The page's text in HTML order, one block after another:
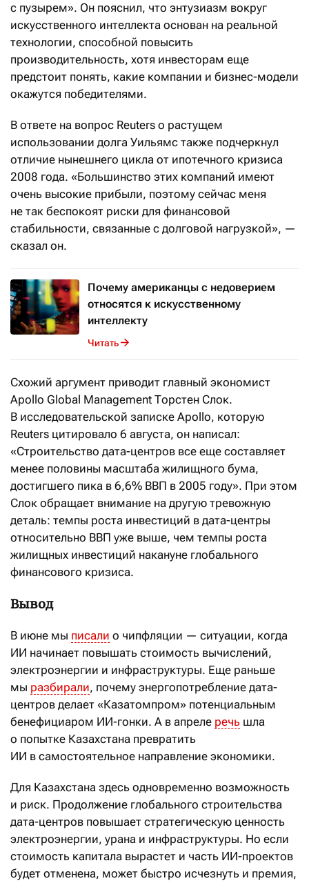
с пузырем». Он пояснил, что энтузиазм вокруг
искусственного интеллекта основан на реальной
технологии, способной повысить
производительность, хотя инвесторам еще
предстоит понять, какие компании и бизнес-модели
окажутся победителями.
В ответе на вопрос Reuters о растущем
использовании долга Уильямс также подчеркнул
отличие нынешнего цикла от ипотечного кризиса
2008 года. «Большинство этих компаний имеют
очень высокие прибыли, поэтому сейчас меня
не так беспокоят риски для финансовой
стабильности, связанные с долговой нагрузкой», —
сказал он.
Почему американцы с недоверием
относятся к искусственному
интеллекту
Читать
Схожий аргумент приводит главный экономист
Apollo Global Management Торстен Слок.
В исследовательской записке Apollo, которую
Reuters цитировало 6 августа, он написал:
«Строительство дата-центров все еще составляет
менее половины масштаба жилищного бума,
достигшего пика в 6,6% ВВП в 2005 году». При этом
Слок обращает внимание на другую тревожную
деталь: темпы роста инвестиций в дата-центры
относительно ВВП уже выше, чем темпы роста
жилищных инвестиций накануне глобального
финансового кризиса.
Вывод
В июне мы писали о чипфляции — ситуации, когда
ИИ начинает повышать стоимость вычислений,
электроэнергии и инфраструктуры. Еще раньше
мы разбирали, почему энергопотребление дата-
центров делает «Казатомпром» потенциальным
бенефициаром ИИ-гонки. А в апреле речь шла
о попытке Казахстана превратить
ИИ в самостоятельное направление экономики.
Для Казахстана здесь одновременно возможность
и риск. Продолжение глобального строительства
дата-центров повышает стратегическую ценность
электроэнергии, урана и инфраструктуры. Но если
стоимость капитала вырастет и часть ИИ-проектов
будет отменена, может быстро исчезнуть и премия,